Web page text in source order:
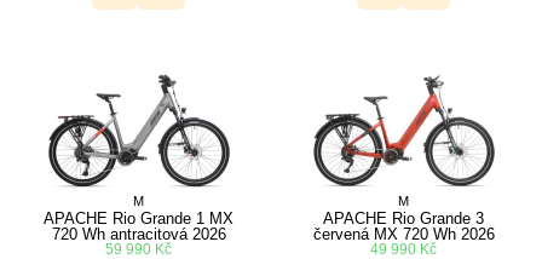
M
APACHE Rio Grande 1 MX
720 Wh antracitová 2026
59 990 Kč
M
APACHE Rio Grande 3
červená MX 720 Wh 2026
49 990 Kč